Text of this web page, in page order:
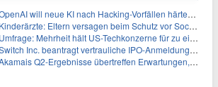
will neue KI nach Hacking-Vorfällen härter überwachen
Kinderärzte: Eltern versagen beim Schutz vor Social Media
Umfrage: Mehrheit hält US-Techkonzerne für zu einflussreich
Inc. beantragt vertrauliche IPO-Anmeldung im Zuge des AI-Booms
Q2-Ergebnisse übertreffen Erwartungen, doch Aktien fallen: Ein tieferer Blick